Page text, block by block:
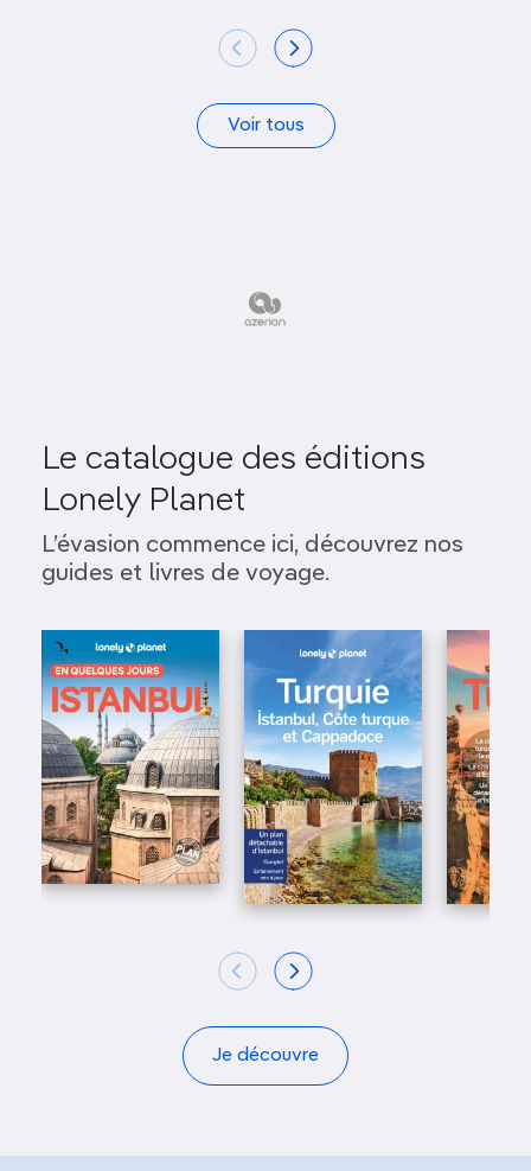
Voir tous
Le catalogue des éditions
Lonely Planet
L’évasion commence ici, découvrez nos
guides et livres de voyage.
Je découvre